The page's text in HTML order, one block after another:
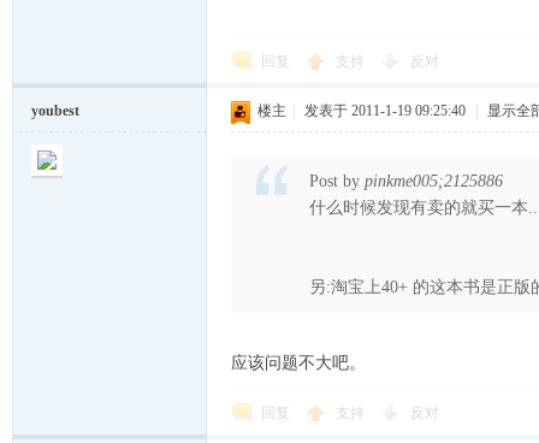
回复 支持 反对
youbest 楼主 发表于 2011-1-19 09:25:40 显示全
Post by pinkme005;2125886
什么时候发现有卖的就买一本
另:淘宝上40+ 的这本书是正版
应该问题不大吧。
回复 支持 反对